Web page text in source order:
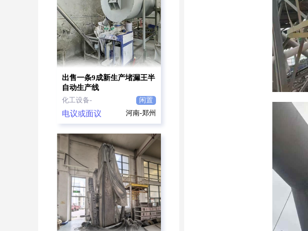
出售一条9成新生产堵漏王半
自动生产线
化工设备- 闲置
电议或面议 河南-郑州